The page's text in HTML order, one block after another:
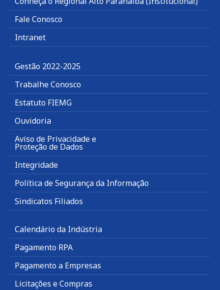
Fale Conosco
Intranet
Gestão 2022-2025
Trabalhe Conosco
Estatuto FIEMG
Ouvidoria
Aviso de Privacidade e
Proteção de Dados
Integridade
Política de Segurança da Informação
Sindicatos Filiados
Calendário da Indústria
Pagamento RPA
Pagamento a Empresas
Licitações e Compras